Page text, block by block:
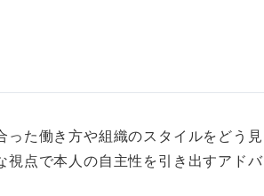
た働き方や組織のスタイルをどう見
視点で本人の自主性を引き出すアドバ